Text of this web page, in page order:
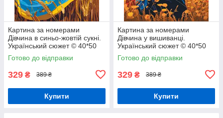
Картина за номерами
Дівчина в синьо-жовтій сукні.
Український сюжет © 40*50
см Орігамі LW 32580
Готово до відправки
329 ₴ 389 ₴
Купити
Картина за номерами
Дівчина у вишиванці.
Український сюжет © 40*50
см Орігамі LW 31530 pbn-p
Готово до відправки
329 ₴ 389 ₴
Купити